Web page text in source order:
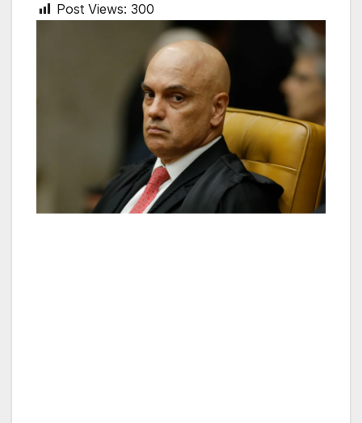
Post Views: 300